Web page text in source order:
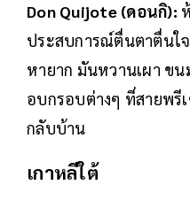
Don Quijote (ดอนกิ):
ประสบการณ์ตื่นตาตื่นใ
หายาก มันหวานเผา ข
อบกรอบต่างๆ ที่สายพรี
กลับบ้าน
เกาหลีใต้